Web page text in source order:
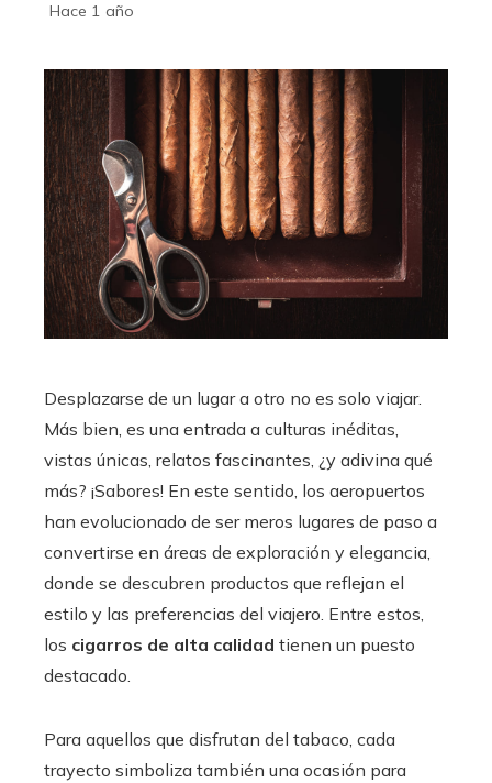
Hace 1 año
Desplazarse de un lugar a otro no es solo viajar.
Más bien, es una entrada a culturas inéditas,
vistas únicas, relatos fascinantes, ¿y adivina qué
más? ¡Sabores! En este sentido, los aeropuertos
han evolucionado de ser meros lugares de paso a
convertirse en áreas de exploración y elegancia,
donde se descubren productos que reflejan el
estilo y las preferencias del viajero. Entre estos,
los cigarros de alta calidad tienen un puesto
destacado.
Para aquellos que disfrutan del tabaco, cada
trayecto simboliza también una ocasión para